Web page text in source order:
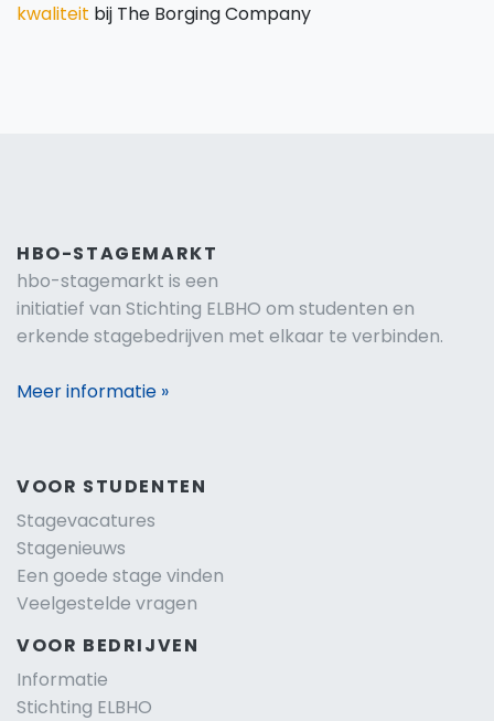
kwaliteit bij The Borging Company
HBO-STAGEMARKT
hbo-stagemarkt is een
initiatief van Stichting ELBHO om studenten en
erkende stagebedrijven met elkaar te verbinden.
Meer informatie »
VOOR STUDENTEN
Stagevacatures
Stagenieuws
Een goede stage vinden
Veelgestelde vragen
VOOR BEDRIJVEN
Informatie
Stichting ELBHO